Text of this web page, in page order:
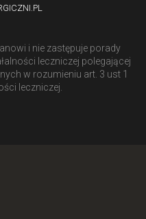
i nie zastępuje porady
leczniczej polegającej
w rozumieniu art. 3 ust 1
leczniczej.